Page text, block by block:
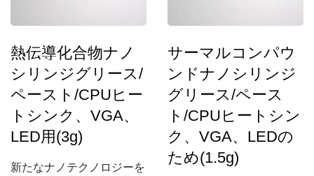
います。ほとんどのIntelお
よびAMDプラットフォー
ムとの互換性があります。
熱伝導化合物ナノ
シリンジグリース/
ペースト/CPUヒー
トシンク、VGA、
LED用(3g)
新たなナノテクノロジーを
サーマルコンパウ
ンドナノシリンジ
グリース/ペース
ト/CPUヒートシン
ク、VGA、LEDの
ため(1.5g)